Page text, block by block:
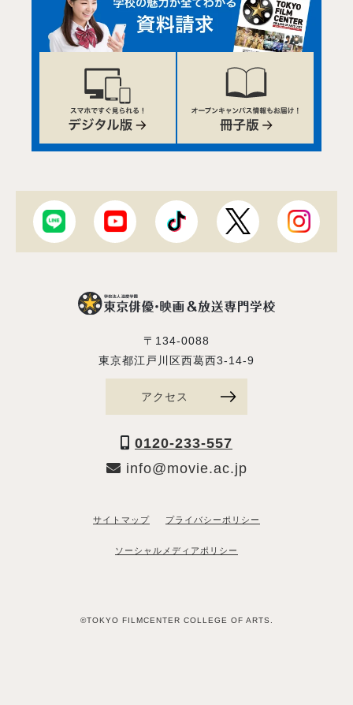
〒134-0088
東京都江戸川区西葛西3-14-9
アクセス
0120-233-557
info@movie.ac.jp
サイトマップ プライバシーポリシー
ソーシャルメディアポリシー
©TOKYO FILMCENTER COLLEGE OF ARTS.